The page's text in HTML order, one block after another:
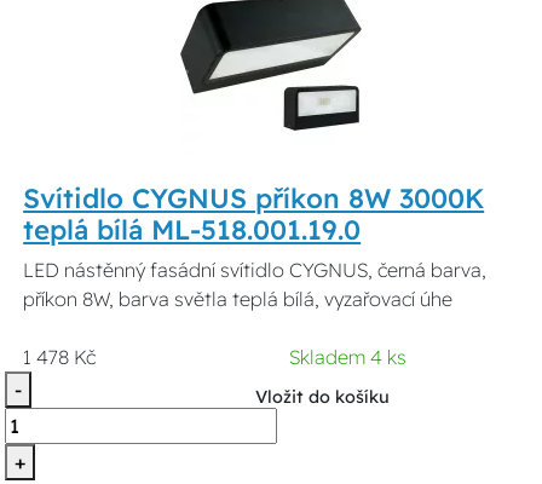
Svítidlo CYGNUS příkon 8W 3000K
teplá bílá ML-518.001.19.0
LED nástěnný fasádní svítidlo CYGNUS, černá barva,
příkon 8W, barva světla teplá bílá, vyzařovací úhe
1 478 Kč
Skladem 4 ks
-
+
Vložit do košíku